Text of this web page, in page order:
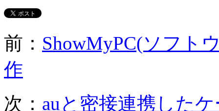
前： ShowMyPC(ソフト
作
次： auと密接連携した